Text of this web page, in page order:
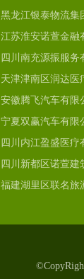
黑龙江银泰物流集
江苏淮安诺萱金融
四川南充源振服务
天津津南区润达医
安徽腾飞汽车有限
宁夏双赢汽车有限
四川内江盈盛医疗
四川新都区诺萱建
福建湖里区联名旅